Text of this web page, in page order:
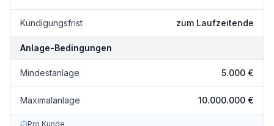
Kündigungsfrist zum Laufzeitende
Anlage-Bedingungen
Mindestanlage 5.000 €
Maximalanlage 10.000.000 €
Pro Kunde